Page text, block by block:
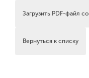
Загрузить PDF-файл
Вернуться к списку